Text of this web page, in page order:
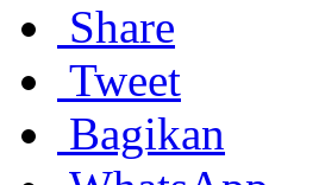
Share
Tweet
Bagikan